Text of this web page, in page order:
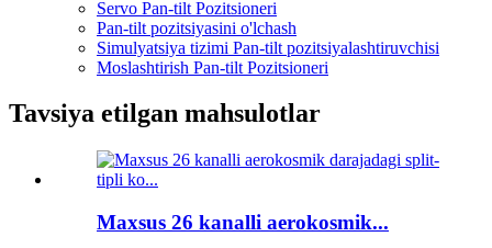
Servo Pan-tilt Pozitsioneri
Pan-tilt pozitsiyasini o'lchash
Simulyatsiya tizimi Pan-tilt pozitsiyalashtiruvchisi
Moslashtirish Pan-tilt Pozitsioneri
Tavsiya etilgan mahsulotlar
Maxsus 26 kanalli aerokosmik...